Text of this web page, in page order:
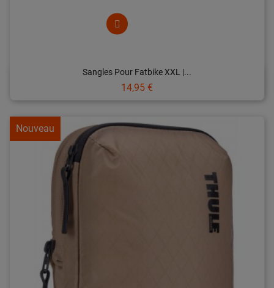
Sangles Pour Fatbike XXL |...
Prix
14,95 €
Nouveau